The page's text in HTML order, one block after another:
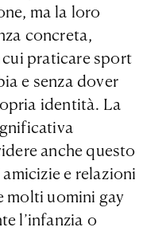
ma la loro
concreta,
praticare sport
e senza dover
identità. La
anche questo
e relazioni
molti uomini gay
l’infanzia o